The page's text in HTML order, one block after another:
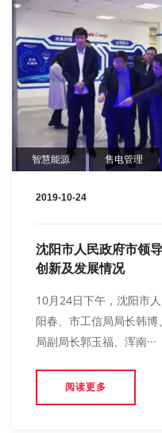
智慧能源 售电管理
2019-10-24
沈阳市人民政府市领
创新及发展情况
10月24日下午，沈阳市
阳春、市工信局局长韩
局副局长郭玉福、浑南···
阅读更多